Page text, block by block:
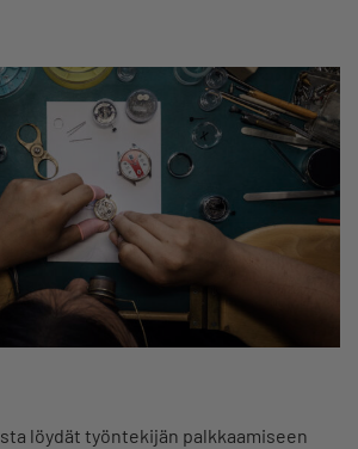
löydät työntekijän palkkaamiseen